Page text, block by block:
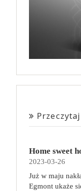
Home sweet
2023-03-26
Już w maju
Egmont ukaże